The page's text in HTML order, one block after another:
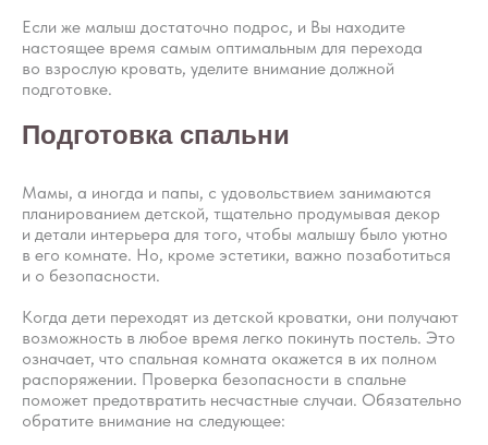
Если же малыш достаточно подрос, и Вы находите
настоящее время самым оптимальным для перехода
во взрослую кровать, уделите внимание должной
подготовке.
Подготовка спальни
Мамы, а иногда и папы, с удовольствием занимаются
планированием детской, тщательно продумывая декор
и детали интерьера для того, чтобы малышу было уютно
в его комнате. Но, кроме эстетики, важно позаботиться
и о безопасности.
Когда дети переходят из детской кроватки, они получают
возможность в любое время легко покинуть постель. Это
означает, что спальная комната окажется в их полном
распоряжении. Проверка безопасности в спальне
поможет предотвратить несчастные случаи. Обязательно
обратите внимание на следующее: